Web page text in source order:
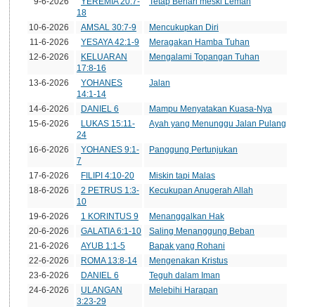
18
10-6-2026 AMSAL 30:7-9
Mencukupkan Diri
11-6-2026
YESAYA 42:1-9
Meragakan Hamba Tuhan
12-6-2026
KELUARAN
17:8-16
Mengalami Topangan Tuhan
13-6-2026
YOHANES
14:1-14
Jalan
14-6-2026 DANIEL 6
Mampu Menyatakan Kuasa-Nya
15-6-2026
LUKAS 15:11-
24
Ayah yang Menunggu Jalan Pulang
16-6-2026
YOHANES 9:1-
7
Panggung Pertunjukan
17-6-2026 FILIPI 4:10-20
Miskin tapi Malas
18-6-2026
2 PETRUS 1:3-
10
Kecukupan Anugerah Allah
19-6-2026 1 KORINTUS 9
Menanggalkan Hak
20-6-2026
GALATIA 6:1-10
Saling Menanggung Beban
21-6-2026
AYUB 1:1-5
Bapak yang Rohani
22-6-2026
ROMA 13:8-14
Mengenakan Kristus
23-6-2026
DANIEL 6
Teguh dalam Iman
24-6-2026
ULANGAN
3:23-29
Melebihi Harapan